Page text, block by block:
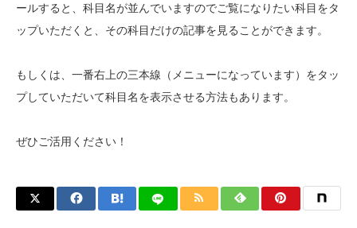
ールすると、科目名が並んでいますのでご覧になりたい科目をタ
ップいただくと、その科目だけの記事を見ることができます。
もしくは、一番右上の三本線（メニューになっています）をタッ
プしていただいて科目名を表示させる方法もあります。
ぜひご活用ください！